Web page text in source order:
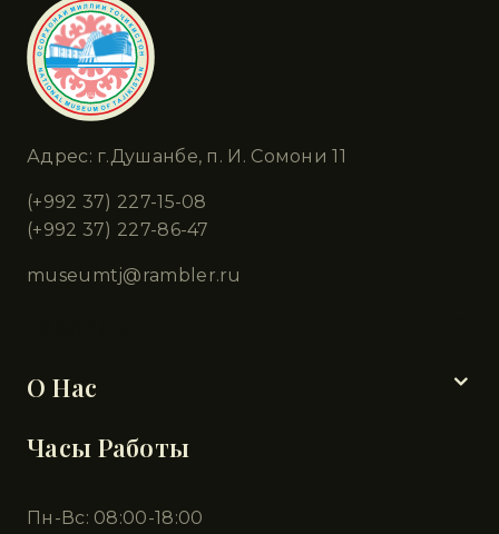
Адрес: г.Душанбе, п. И. Сомони 11
(+992 37) 227-15-08
(+992 37) 227-86-47
museumtj@rambler.ru
О Нас
Часы Работы
Пн-Вс: 08:00-18:00